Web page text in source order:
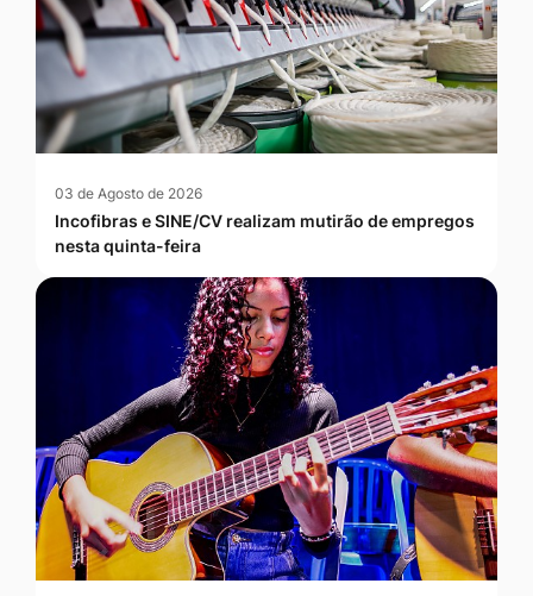
03 de Agosto de 2026
Incofibras e SINE/CV realizam mutirão de empregos
nesta quinta-feira